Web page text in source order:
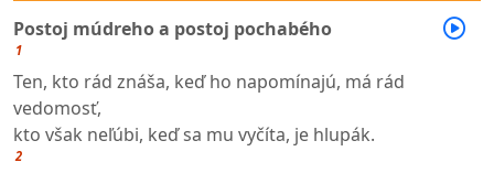
Postoj múdreho a postoj pochabého
1
Ten, kto rád znáša, keď ho napomínajú, má rád
vedomosť,
kto však neľúbi, keď sa mu vyčíta, je hlupák.
2